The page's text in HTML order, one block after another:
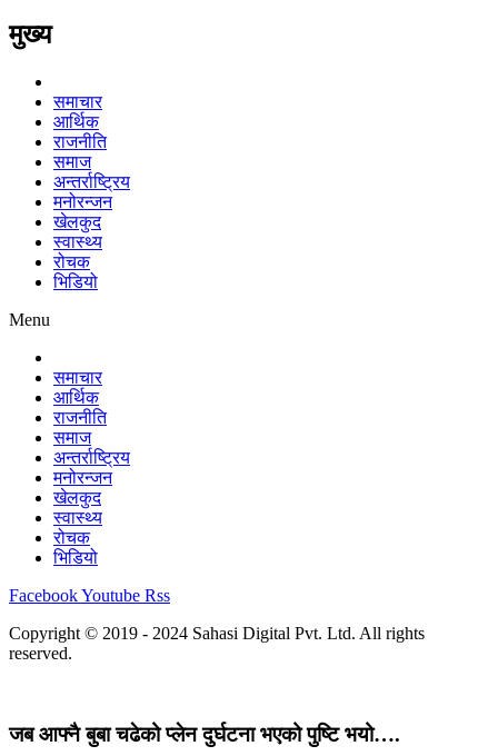
मुख्य
समाचार
आर्थिक
राजनीति
समाज
अन्तर्राष्ट्रिय
मनोरन्जन
खेलकुद
स्वास्थ्य
रोचक
भिडियो
Menu
समाचार
आर्थिक
राजनीति
समाज
अन्तर्राष्ट्रिय
मनोरन्जन
खेलकुद
स्वास्थ्य
रोचक
भिडियो
FacebookYoutube Rss
Copyright © 2019 - 2024 Sahasi Digital Pvt. Ltd. All rights
reserved.
जब आफ्नै बुबा चढेको प्लेन दुर्घटना भएको पुष्टि भयो….